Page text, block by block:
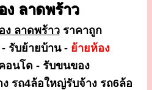
ง ลาดพร้าว
ง ลาดพร้าวราคาถูก
- รับย้ายบ้าน - ย้ายห้อง
อนโด - รับขนของ
รถ4ล้อใหญ่รับจ้าง รถ6ล้อ